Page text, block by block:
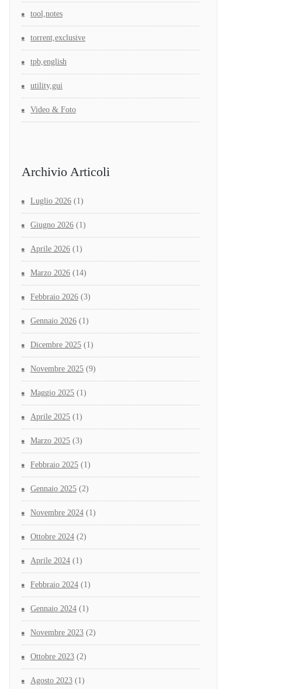
tool,notes
torrent,exclusive
tpb,english
utility,gui
Video & Foto
Archivio Articoli
Luglio 2026 (1)
Giugno 2026 (1)
Aprile 2026 (1)
Marzo 2026 (14)
Febbraio 2026 (3)
Gennaio 2026 (1)
Dicembre 2025 (1)
Novembre 2025 (9)
Maggio 2025 (1)
Aprile 2025 (1)
Marzo 2025 (3)
Febbraio 2025 (1)
Gennaio 2025 (2)
Novembre 2024 (1)
Ottobre 2024 (2)
Aprile 2024 (1)
Febbraio 2024 (1)
Gennaio 2024 (1)
Novembre 2023 (2)
Ottobre 2023 (2)
Agosto 2023 (1)